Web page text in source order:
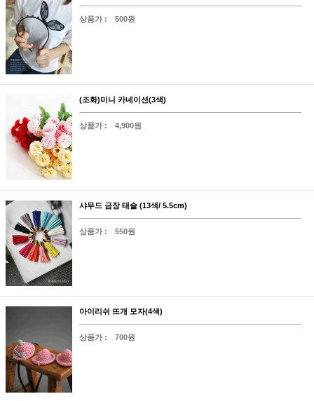
상품가 : 500원
(조화)미니 카네이션(3색)
상품가 : 4,900원
샤무드 금장 태슬 (13색/ 5.5cm)
상품가 : 550원
아이리쉬 뜨개 모자(4색)
상품가 : 700원